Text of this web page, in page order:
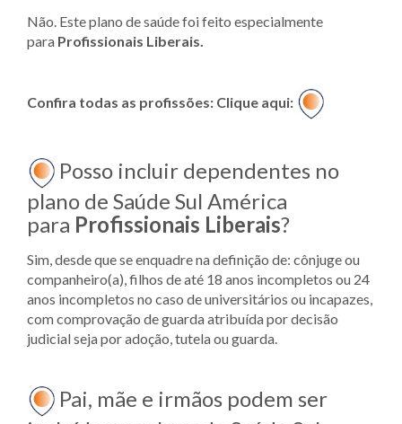
Não. Este plano de saúde foi feito especialmente
para Profissionais Liberais.
Confira todas as profissões: Clique aqui:
Posso incluir dependentes no
plano de Saúde Sul América
para Profissionais Liberais?
Sim, desde que se enquadre na definição de: cônjuge ou
companheiro(a), filhos de até 18 anos incompletos ou 24
anos incompletos no caso de universitários ou incapazes,
com comprovação de guarda atribuída por decisão
judicial seja por adoção, tutela ou guarda.
Pai, mãe e irmãos podem ser